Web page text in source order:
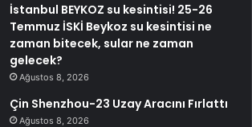
İstanbul BEYKOZ su kesintisi! 25-26
Temmuz İSKİ Beykoz su kesintisi ne
zaman bitecek, sular ne zaman
gelecek?
Ağustos 8, 2026
Çin Shenzhou-23 Uzay Aracını Fırlattı
Ağustos 8, 2026